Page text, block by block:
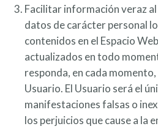
Facilitar información veraz
datos de carácter personal
contenidos en el Espacio
actualizados en todo
responda, en cada
Usuario. El Usuario será el
manifestaciones falsas o
los perjuicios que cause a la